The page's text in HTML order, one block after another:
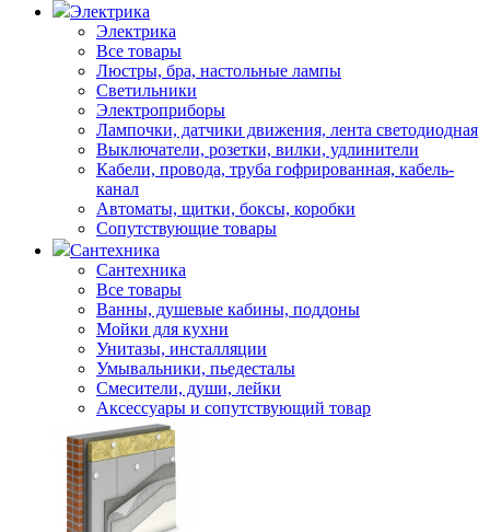
Электрика
Электрика
Все товары
Люстры, бра, настольные лампы
Светильники
Электроприборы
Лампочки, датчики движения, лента светодиодная
Выключатели, розетки, вилки, удлинители
Кабели, провода, труба гофрированная, кабель-
канал
Автоматы, щитки, боксы, коробки
Сопутствующие товары
Сантехника
Сантехника
Все товары
Ванны, душевые кабины, поддоны
Мойки для кухни
Унитазы, инсталляции
Умывальники, пьедесталы
Смесители, души, лейки
Аксессуары и сопутствующий товар